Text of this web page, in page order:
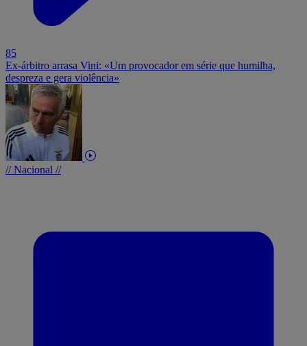
85
Ex-árbitro arrasa Vini: «Um provocador em série que humilha,
despreza e gera violência»
// Nacional //